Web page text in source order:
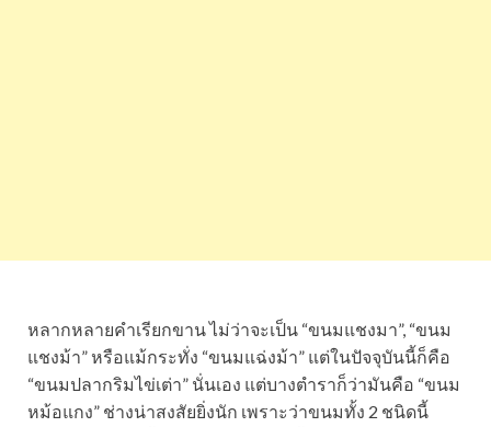
หลากหลายคำเรียกขาน ไม่ว่าจะเป็น “ขนมแชงมา”, “ขนม
แชงม้า” หรือแม้กระทั่ง “ขนมแฉ่งม้า” แต่ในปัจจุบันนี้ก็คือ
“ขนมปลากริมไข่เต่า” นั่นเอง แต่บางตำราก็ว่ามันคือ “ขนม
หม้อแกง” ช่างน่าสงสัยยิ่งนัก เพราะว่าขนมทั้ง 2 ชนิดนี้